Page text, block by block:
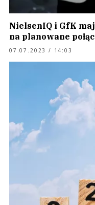
NielsenIQ i GfK
na planowane
07.07.2023 / 14:03